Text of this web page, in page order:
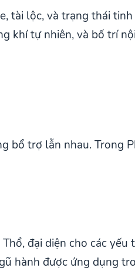
tài lộc, và trạng thái
khí tự nhiên, và bố trí
bổ trợ lẫn nhau. Trong
đại diện cho các
hành được ứng dụng